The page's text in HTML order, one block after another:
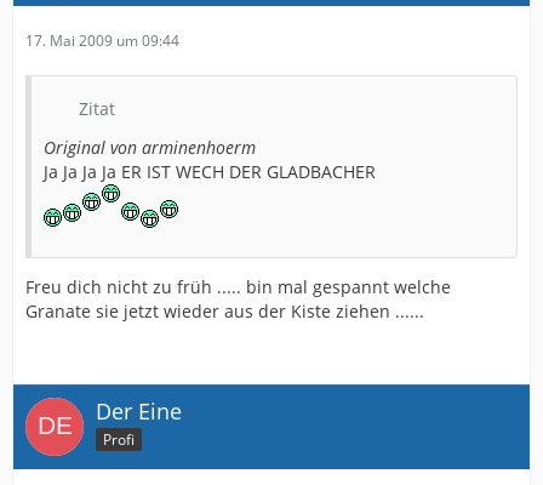
17. Mai 2009 um 09:44
Zitat
Original von arminenhoerm
Ja Ja Ja Ja ER IST WECH DER GLADBACHER
Freu dich nicht zu früh ..... bin mal gespannt welche
Granate sie jetzt wieder aus der Kiste ziehen ......
Der Eine
Profi